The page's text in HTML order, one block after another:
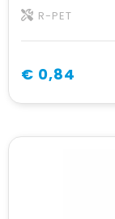
R-PET
€ 0,84